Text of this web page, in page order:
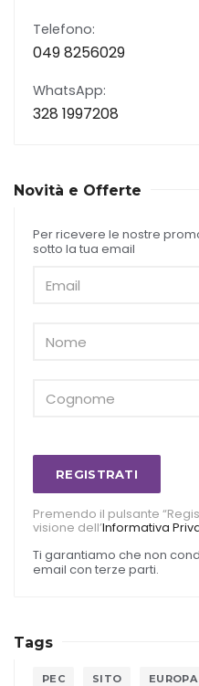
Telefono:
049 8256029
WhatsApp:
328 1997208
Novità e Offerte
Per ricevere le nostre
sotto la tua email
REGISTRATI
Premendo il pulsante
visione dell’Informativa
Ti garantiamo che non
email con terze parti.
Tags
PEC SITO EUROPA